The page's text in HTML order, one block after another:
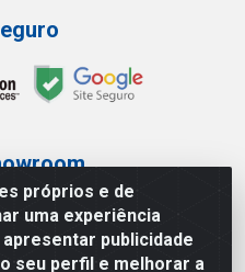
próprios e de
uma experiência
publicidade
seu perfil e melhorar a
0546
- São Paulo/SP